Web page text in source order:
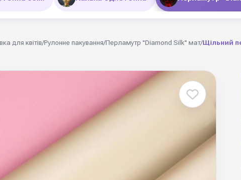
для квітів/Рулонне пакування/Перламутр "Diamond Silk" мат/Щільний